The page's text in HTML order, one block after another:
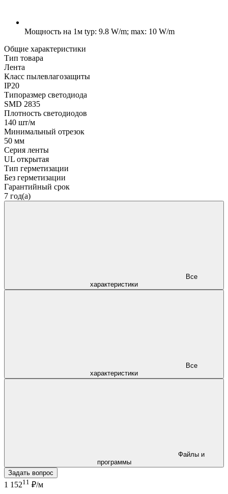
Мощность на 1м typ: 9.8 W/m; max: 10 W/m
Общие характеристики
Тип товара
Лента
Класс пылевлагозащиты
IP20
Типоразмер светодиода
SMD 2835
Плотность светодиодов
140 шт/м
Минимальный отрезок
50 мм
Серия ленты
UL открытая
Тип герметизации
Без герметизации
Гарантийный срок
7 год(а)
характеристики
характеристики
программы
Задать вопрос
1 15211 ₽/м